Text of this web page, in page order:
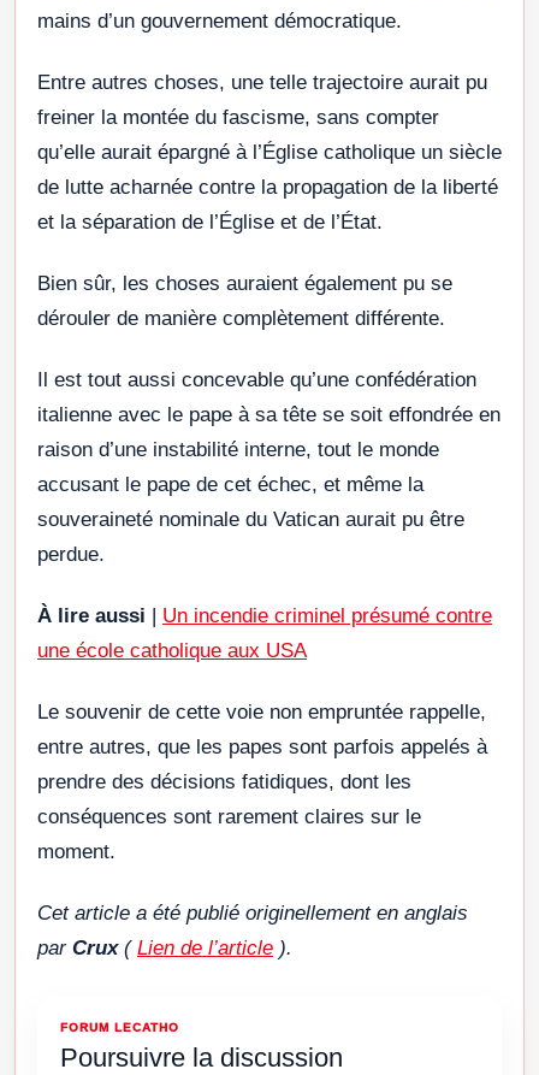
mains d’un gouvernement démocratique.
Entre autres choses, une telle trajectoire aurait pu
freiner la montée du fascisme, sans compter
qu’elle aurait épargné à l’Église catholique un siècle
de lutte acharnée contre la propagation de la liberté
et la séparation de l’Église et de l’État.
Bien sûr, les choses auraient également pu se
dérouler de manière complètement différente.
Il est tout aussi concevable qu’une confédération
italienne avec le pape à sa tête se soit effondrée en
raison d’une instabilité interne, tout le monde
accusant le pape de cet échec, et même la
souveraineté nominale du Vatican aurait pu être
perdue.
À lire aussi
Un incendie criminel présumé contre
une école catholique aux USA
Le souvenir de cette voie non empruntée rappelle,
entre autres, que les papes sont parfois appelés à
prendre des décisions fatidiques, dont les
conséquences sont rarement claires sur le
moment.
Cet article a été publié originellementen anglais
par Crux( Lien de l’article ).
FORUM LECATHO
Poursuivre la discussion